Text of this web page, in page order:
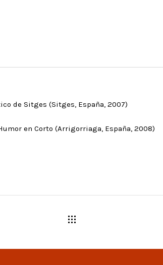
de Sitges (Sitges, España, 2007)
en Corto (Arrigorriaga, España, 2008)